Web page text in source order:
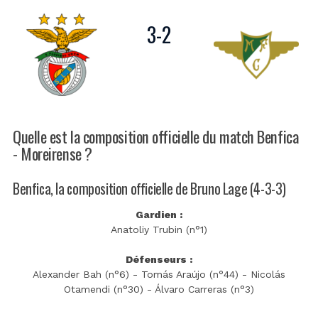
3-2
Quelle est la composition officielle du match Benfica
- Moreirense ?
Benfica, la composition officielle de Bruno Lage (4-3-3)
Gardien :
Anatoliy Trubin (n°1)
Défenseurs :
Alexander Bah (n°6) - Tomás Araújo (n°44) - Nicolás
Otamendi (n°30) - Álvaro Carreras (n°3)